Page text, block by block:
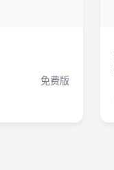
免费版